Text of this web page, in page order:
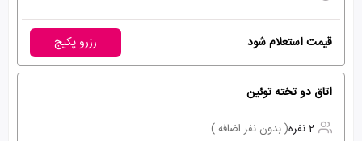
قیمت استعلام شود رزرو پکیج
اتاق دو تخته توئین
2 نفره
( بدون نفر اضافه )